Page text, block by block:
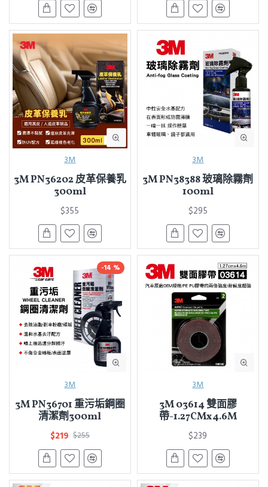
3M
3M PN36202 皮革保養乳
300ml
$355
3M
3M PN38388 玻璃除霧劑
100ml
$295
-14 %
3M
3M PN36701 重污垢鋼圈
清潔劑300ml
$219 $255
3M
3M 03614 雙面膠
帶-1.27CMx4.6M
$239